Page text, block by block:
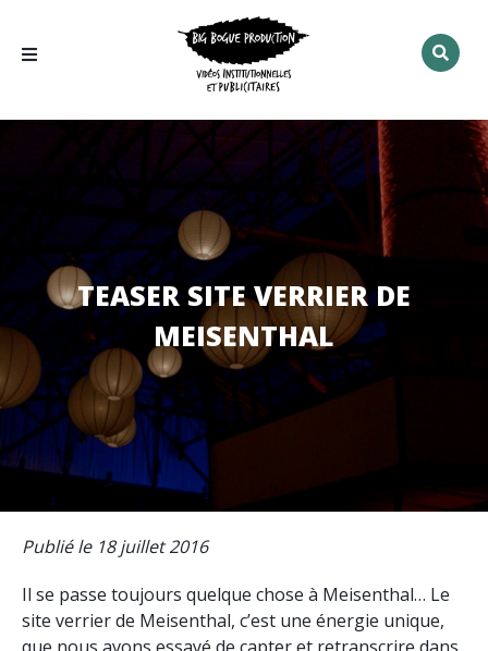
Rechercher
TEASER SITE VERRIER DE
MEISENTHAL
Publié le 18 juillet 2016
Il se passe toujours quelque chose à Meisenthal… Le
site verrier de Meisenthal, c’est une énergie unique,